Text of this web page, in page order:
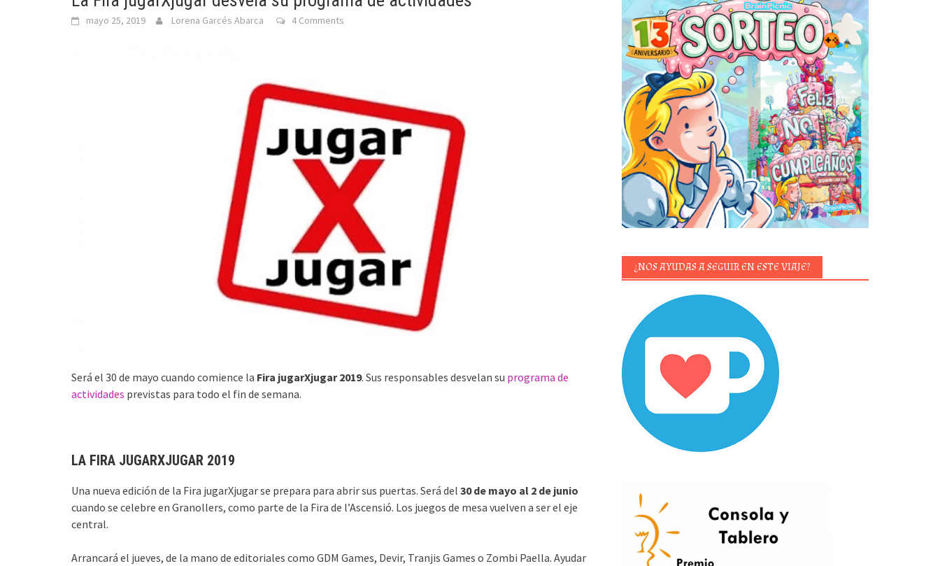
mayo 25, 2019 Lorena Garcés Abarca 4 Comments
Será el 30 de mayo cuando comience la Fira jugarXjugar 2019. Sus responsables desvelan su programa de
actividades previstas para todo el fin de semana.
LA FIRA JUGARXJUGAR 2019
Una nueva edición de la Fira jugarXjugar se prepara para abrir sus puertas. Será del 30 de mayo al 2 de junio
cuando se celebre en Granollers, como parte de la Fira de l’Ascensió. Los juegos de mesa vuelven a ser el eje
central.
Arrancará el jueves, de la mano de editoriales como GDM Games, Devir, Tranjis Games o Zombi Paella. Ayudar
¿NOS AYUDAS A SEGUIR EN ESTE VIAJE?